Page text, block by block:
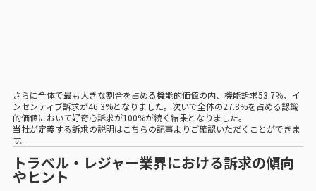
さらに全体で最も大きな割合を占める機能的価値の内、機能訴求53.7％、イ
ンセンティブ訴求が46.3%となりました。次いで全体の27.8%を占める認識
的価値において好奇心訴求が100%が続く結果となりました。
当社が定義する訴求の説明はこちらの記事よりご確認いただくことができま
す。
トラベル・レジャー業界における訴求の傾向
やヒント